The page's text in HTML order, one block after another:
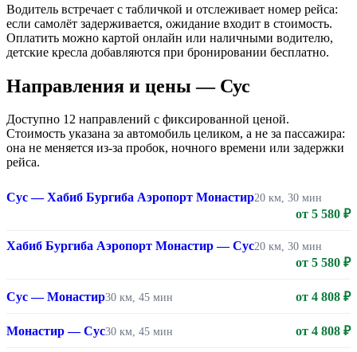
Водитель встречает с табличкой и отслеживает номер рейса:
если самолёт задерживается, ожидание входит в стоимость.
Оплатить можно картой онлайн или наличными водителю,
детские кресла добавляются при бронировании бесплатно.
Направления и цены — Сус
Доступно 12 направлений с фиксированной ценой.
Стоимость указана за автомобиль целиком, а не за пассажира:
она не меняется из-за пробок, ночного времени или задержки
рейса.
Сус — Хабиб Бургиба Аэропорт Монастир20 км, 30 мин
от 5 580 ₽
Хабиб Бургиба Аэропорт Монастир — Сус20 км, 30 мин
от 5 580 ₽
Сус — Монастир30 км, 45 мин от 4 808 ₽
Монастир — Сус30 км, 45 мин от 4 808 ₽